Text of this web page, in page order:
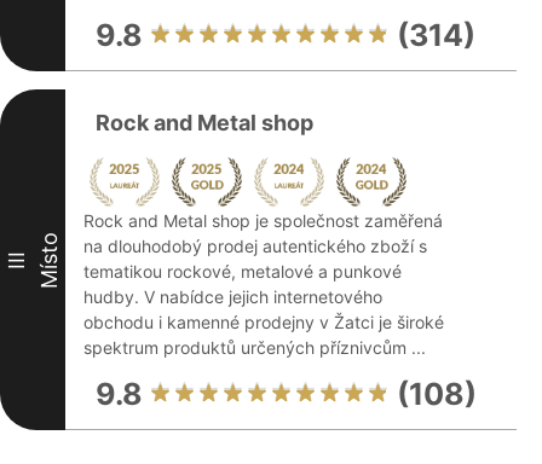
9.8 (314)
III Místo
Rock and Metal shop
Rock and Metal shop je společnost zaměřená
na dlouhodobý prodej autentického zboží s
tematikou rockové, metalové a punkové
hudby. V nabídce jejich internetového
obchodu i kamenné prodejny v Žatci je široké
spektrum produktů určených příznivcům ...
9.8 (108)